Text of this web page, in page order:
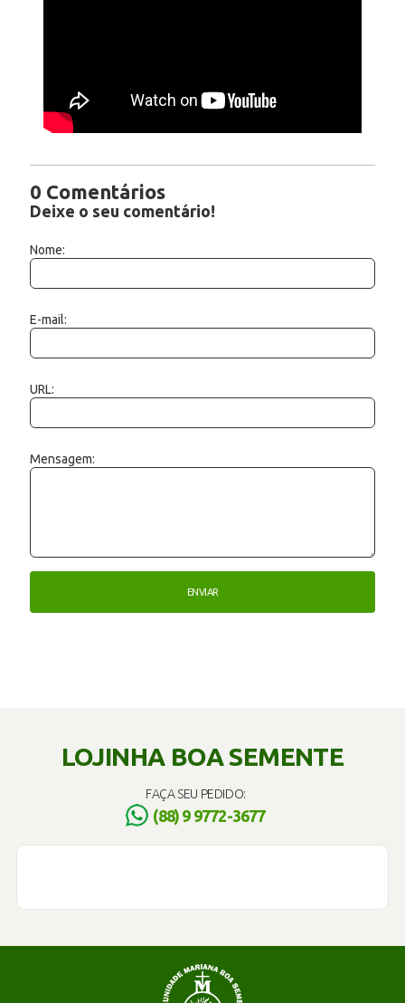
0 Comentários
Deixe o seu comentário!
Nome:
E-mail:
URL:
Mensagem:
LOJINHA BOA SEMENTE
FAÇA SEU PEDIDO:
(88) 9 9772-3677